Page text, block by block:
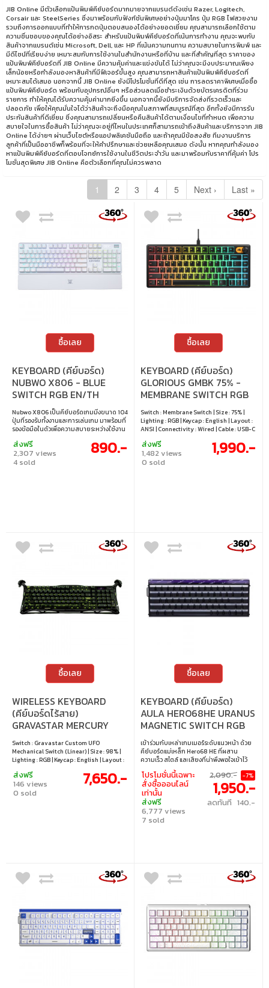
S-Gear
Saru
Signo
Steelseries
Vortex
XPG
Xtrfy
JIB Online มีตัวเลือกแป้นพิมพ์คีย์บอร์ดมากมายจากแบรนด์ดังเช่น Razer, Logitech,
Corsair และ SteelSeries ซึ่งมาพร้อมกับฟังก์ชันพิเศษอย่างปุ่มมาโคร ปุ่ม RGB ไฟสวยงาม
รวมถึงการออกแบบที่ทำให้การกดปุ่มตอบสนองได้อย่างยอดเยี่ยม คุณสามารถเลือกใช้ตาม
ความชื่นชอบของคุณได้อย่างอิสระ สำหรับแป้นพิมพ์คีย์บอร์ดที่เน้นการทำงาน คุณจะพบกับ
สินค้าจากแบรนด์เช่น Microsoft, Dell, และ HP ที่เน้นความทนทาน ความสบายในการพิมพ์ และ
มีดีไซน์ที่เรียบง่าย เหมาะสมกับการใช้งานในสำนักงานหรือที่บ้าน และที่สำคัญที่สุด ราคาของ
แป้นพิมพ์คีย์บอร์ดที่ JIB Online มีความคุ้มค่าและแข่งขันได้ ไม่ว่าคุณจะมีงบประมาณเพียง
เล็กน้อยหรือกำลังมองหาสินค้าที่มีฟีเจอร์ขั้นสูง คุณสามารถหาสินค้าแป้นพิมพ์คีย์บอร์ดที่
เหมาะสมได้เสมอ นอกจากนี้ JIB Online ยังมีโปรโมชั่นที่ดีที่สุด เช่น การลดราคาพิเศษเมื่อซื้อ
แป้นพิมพ์คีย์บอร์ด พร้อมกับอุปกรณ์อื่นๆ หรือส่วนลดเมื่อชำระเงินด้วยบัตรเครดิตที่ร่วม
รายการ ทำให้คุณได้รับความคุ้มค่ามากยิ่งขึ้น นอกจากนี้ยังมีบริการจัดส่งที่รวดเร็วและ
ปลอดภัย เพื่อให้คุณมั่นใจได้ว่าสินค้าจะถึงมือคุณในสภาพที่สมบูรณ์ที่สุด อีกทั้งยังมีการรับ
ประกันสินค้าที่ดีเยี่ยม ซึ่งคุณสามารถเปลี่ยนหรือคืนสินค้าได้ตามเงื่อนไขที่กำหนด เพื่อความ
สบายใจในการซื้อสินค้า ไม่ว่าคุณจะอยู่ที่ไหนในประเทศก็สามารถเข้าถึงสินค้าและบริการจาก JIB
Online ได้ง่ายๆ ผ่านเว็บไซต์หรือแอปพลิเคชันมือถือ และถ้าคุณมีข้อสงสัย ทีมงานบริการ
ลูกค้าที่เป็นมืออาชีพก็พร้อมที่จะให้คำปรึกษาและช่วยเหลือคุณเสมอ ดังนั้น หากคุณกำลังมอง
หาแป้นพิมพ์คีย์บอร์ดที่ตอบโจทย์การใช้งานในชีวิตประจำวัน และมาพร้อมกับราคาที่คุ้มค่า โปร
โมชั่นสุดพิเศษ JIB Online คือตัวเลือกที่คุณไม่ควรพลาด
1 2 3 4 5 Next › Last »
ซื้อเลย
KEYBOARD (คีย์บอร์ด)
NUBWO X806 - BLUE
SWITCH RGB EN/TH
WHITE
Nubwo X806 เป็นคีย์บอร์ดเกมมิ่งขนาด 104
ปุ่มที่รองรับทั้งงานและการเล่นเกม มาพร้อมที่
รองข้อมือในตัวเพื่อความสบายระหว่างใช้งาน
และรองรับ Hot-Swap CIY แบบ 3 Pin ให้
เปลี่ยนสวิตช์ได้ตามต้องการ มีไฟ RGB 16
โหมด พร้อมปุ่มหมุนปรับระดับเสียงใช้งาน
ส่งฟรี
2,307 views
4 sold
890.-
ซื้อเลย
KEYBOARD (คีย์บอร์ด)
GLORIOUS GMBK 75% -
MEMBRANE SWITCH RGB
EN BLACK
Switch : Membrane Switch | Size : 75% |
Lighting : RGB | Keycap : English | Layout :
ANSI | Connectivity : Wired | Cable : USB-C
ส่งฟรี
1,482 views
0 sold
1,990.-
ซื้อเลย
WIRELESS KEYBOARD
(คีย์บอร์ดไร้สาย)
GRAVASTAR MERCURY
K98 PRO - GRAVASTAR
CUSTOM UFO
MECHANICAL SWITCH RGB
EN PHANTOM BLACK
Switch : Gravastar Custom UFO
Mechanical Switch (Linear) | Size : 98% |
Lighting : RGB | Keycap : English | Layout :
Connectivity : Wired / 2.4GHz wireless /
Bluetooth | Cable : USB-C to USB-A cable |
Hot swappable : Yes, compatible with 3 / 5
ส่งฟรี
146 views
0 sold
7,650.-
ซื้อเลย
KEYBOARD (คีย์บอร์ด)
AULA HERO68HE URANUS
MAGNETIC SWITCH RGB
EN - BLACK
เข้าร่วมกับเหล่าเกมเมอร์ระดับแนวหน้า ด้วย
คีย์บอร์ดแม่เหล็ก Hero68 HE ที่ผสาน
ความเร็ว สไตล์ และเสียงที่น่าพึงพอใจเข้าไว้
ด้วยกัน ไม่เพียงแค่มีค่าความหน่วงเพียง 0.125
มิลลิวินาที ซึ่งเร็วกว่าเกือบ 10 เท่าเมื่อเทียบ
กับคีย์บอร์ดแมคคานิคทั่วไป Hero68 HE ยัง
มาพร้อมแผ่นโลหะและโครงสร้างลดเสียง
รบกวนถึง 5 ชั้น ซึ่งหาได้ยากในคีย์บอร์ดแม่
เหล็กทั่วไป ยกระดับจากเสียง “แคร่ก” ที่น่า
รำคาญของคีย์บอร์ดแม่เหล็กแบบเดิม สู่
: Uranus Magnetic Switch (Linear) • แสงไฟ
: RGB • คีย์แคป : ภาษาอังกฤษ • เลย์เอาต์ :
ANSI • การเชื่อมต่อ : สาย USB-C เป็น USB-A
สวิตช์ได้
โปรโมชั่นนี้เฉพาะ
สั่งซื้อออนไลน์
เท่านั้น
ส่งฟรี
6,777 views
7 sold
2,090.- -7%
1,950.-
ลดทันที 140.-